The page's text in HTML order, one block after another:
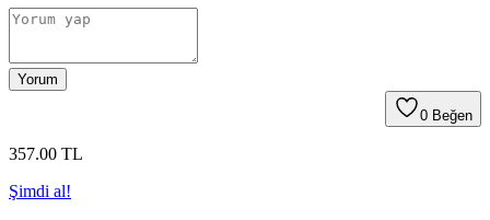
Yorum
0 Beğen
357.00 TL
Şimdi al!